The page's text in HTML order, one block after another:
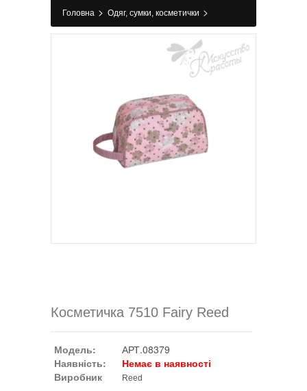
Головна > Одяг, сумки, косметички >
Косметички>Косметичка 7510 Fairy Reed
Косметичка 7510 Fairy Reed
Модель:
АРТ.08379
Наявність:
Немає в наявності
Виробник
Reed